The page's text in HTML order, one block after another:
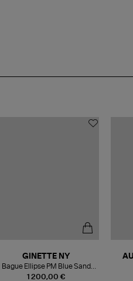
1 200,00 €
GINETTE NY
Bague Ellipse PM Blue Sand
Stone Or Rose